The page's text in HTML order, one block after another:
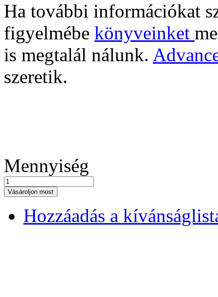
Ha további információkat
figyelmébe könyveinket
is megtalál nálunk.
szeretik.
Mennyiség
Vásároljon most
Hozzáadás a